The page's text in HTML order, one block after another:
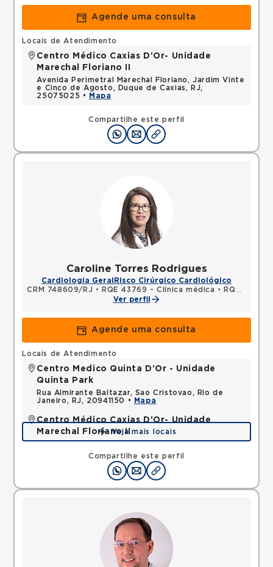
Agende uma consulta
Compartilhe este perfil
Locais de Atendimento
Centro Médico Caxias D'Or- Unidade
Marechal Floriano II
Avenida Perimetral Marechal Floriano, Jardim Vinte
e Cinco de Agosto, Duque de Caxias, RJ,
25075025 •
Mapa
Caroline Torres Rodrigues
Cardiologia Geral Risco Cirúrgico Cardiológico
CRM 748609/RJ • RQE 43769 - Clínica médica •
RQE 43770 - Cardiologia
Ver perfil
Agende uma consulta
Compartilhe este perfil
Locais de Atendimento
Centro Medico Quinta D'Or - Unidade
Quinta Park
Rua Almirante Baltazar, Sao Cristovao, Rio de
Janeiro, RJ, 20941150 •
Mapa
Centro Médico Caxias D'Or- Unidade
Marechal Floriano II
Avenida Perimetral Marechal Floriano, Jardim Vinte
e Cinco de Agosto, Duque de Caxias, RJ,
25075025 •Mapa
Veja mais locais